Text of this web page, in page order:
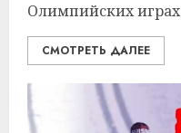
Олимпийских
СМОТРЕТЬ ДАЛЕЕ